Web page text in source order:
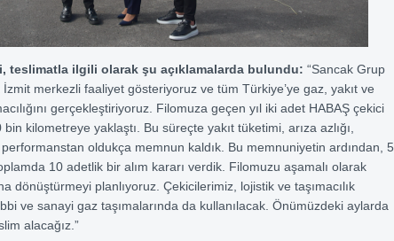
teslimatla ilgili olarak şu açıklamalarda bulundu: “Sancak Grup
merkezli faaliyet gösteriyoruz ve tüm Türkiye’ye gaz, yakıt ve
gerçekleştiriyoruz. Filomuza geçen yıl iki adet HABAŞ çekici
bin kilometreye yaklaştı. Bu süreçte yakıt tüketimi, arıza azlığı,
oldukça memnun kaldık. Bu memnuniyetin ardından, 5
10 adetlik bir alım kararı verdik. Filomuzu aşamalı olarak
dönüştürmeyi planlıyoruz. Çekicilerimiz, lojistik ve taşımacılık
ve sanayi gaz taşımalarında da kullanılacak. Önümüzdeki aylarda
alacağız.”